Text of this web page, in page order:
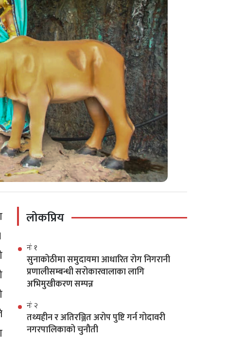
लोकप्रिय
नंः १
सुनाकोठीमा समुदायमा आधारित रोग निगरानी
प्रणालीसम्बन्धी सरोकारवालाका लागि
अभिमुखीकरण सम्पन्न
नंः २
तथ्यहीन र अतिरञ्जित अरोप पुष्टि गर्न गोदावरी
नगरपालिकाको चुनौती